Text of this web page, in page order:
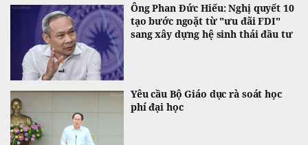
Ông Phan Đức Hiếu: Nghị quyết 10
tạo bước ngoặt từ "ưu đãi FDI"
sang xây dựng hệ sinh thái đầu tư
Yêu cầu Bộ Giáo dục rà soát học
phí đại học